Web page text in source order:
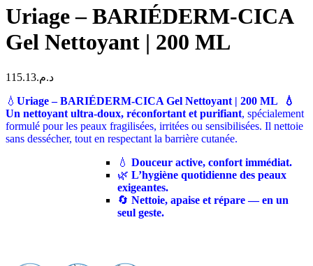
Uriage – BARIÉDERM-CICA
Gel Nettoyant | 200 ML
د.م.115.13
💧 Uriage – BARIÉDERM-CICA Gel Nettoyant | 200 ML
💧
Un nettoyant ultra-doux, réconfortant et purifiant, spécialement
formulé pour les peaux fragilisées, irritées ou sensibilisées. Il nettoie
sans dessécher, tout en respectant la barrière cutanée.
💧 Douceur active, confort immédiat.
🌿 L’hygiène quotidienne des peaux
exigeantes.
🔄 Nettoie, apaise et répare — en un
seul geste.